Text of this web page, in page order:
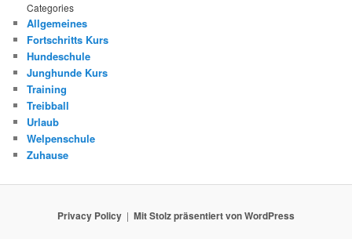
Categories
Allgemeines
Fortschritts Kurs
Hundeschule
Junghunde Kurs
Training
Treibball
Urlaub
Welpenschule
Zuhause
Privacy Policy Mit Stolz präsentiert von WordPress